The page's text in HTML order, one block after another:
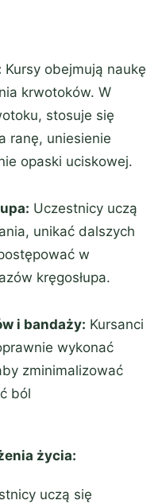
Kursy obejmują naukę
krwotoków. W
stosuje się
ranę, uniesienie
opaski uciskowej.
Uczestnicy uczą
unikać dalszych
w
kręgosłupa.
i bandaży: Kursanci
wykonać
zminimalizować
ból
życia:
uczą się